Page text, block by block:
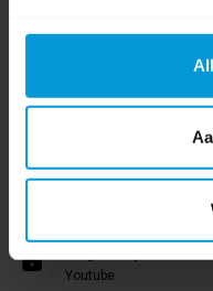
6604 LZ Wijchen
Youtube